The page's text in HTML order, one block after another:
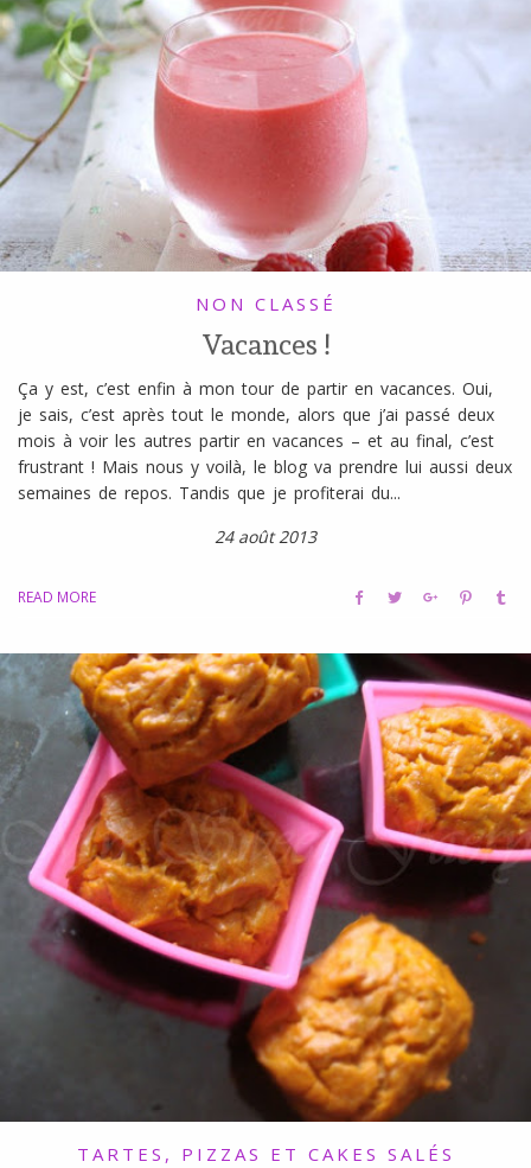
NON CLASSÉ
Vacances !
Ça y est, c’est enfin à mon tour de partir en vacances. Oui,
je sais, c’est après tout le monde, alors que j’ai passé deux
mois à voir les autres partir en vacances – et au final, c’est
frustrant ! Mais nous y voilà, le blog va prendre lui aussi deux
semaines de repos. Tandis que je profiterai du...
24 août 2013
READ MORE
TARTES, PIZZAS ET CAKES SALÉS